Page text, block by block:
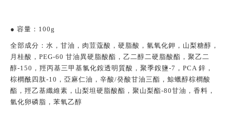
● 容量：100g
全部成分：水，甘油，肉荳蔻酸，硬脂酸，氫氧化鉀，山梨糖醇，
月桂酸，PEG-60 甘油異硬脂酸酯，乙二醇二硬脂酸酯，聚乙二
醇-150，羥丙基三甲基氯化銨透明質酸，聚季銨鹽-7，PCA 鋅，
棕櫚酰四肽-10，亞麻仁油，辛酸/癸酸甘油三酯，鯨蠟醇棕櫚酸
酯，羥乙基纖維素，山梨坦硬脂酸酯，聚山梨酯-80甘油，香料，
氫化卵磷脂，苯氧乙醇